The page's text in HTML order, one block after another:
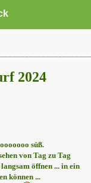
2024
süß.
von Tag zu Tag
öffnen ... in ein
können ...